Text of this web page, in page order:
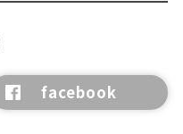
facebook